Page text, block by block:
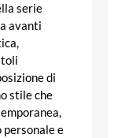
serie
avanti
di
stile che
e